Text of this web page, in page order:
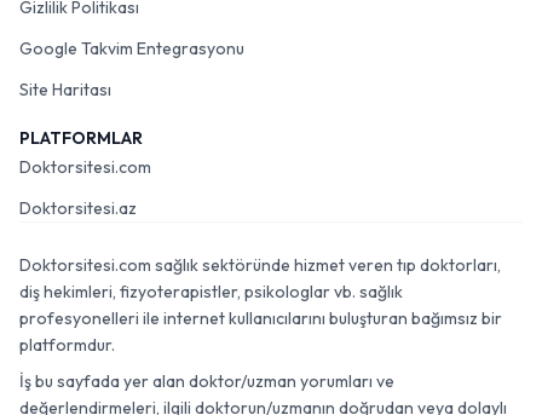
Gizlilik Politikası
Google Takvim Entegrasyonu
Site Haritası
PLATFORMLAR
Doktorsitesi.com
Doktorsitesi.az
Doktorsitesi.com sağlık sektöründe hizmet veren tıp doktorları,
diş hekimleri, fizyoterapistler, psikologlar vb. sağlık
profesyonelleri ile internet kullanıcılarını buluşturan bağımsız bir
platformdur.
İş bu sayfada yer alan doktor/uzman yorumları ve
değerlendirmeleri, ilgili doktorun/uzmanın doğrudan veya dolaylı